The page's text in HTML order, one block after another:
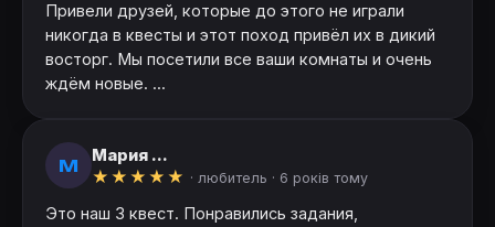
Привели друзей, которые до этого не играли
никогда в квесты и этот поход привёл их в дикий
восторг. Мы посетили все ваши комнаты и очень
ждём новые. ...
М
Мария ...
★ ★ ★ ★ ★ · любитель · 6 років тому
Это наш 3 квест. Понравились задания,